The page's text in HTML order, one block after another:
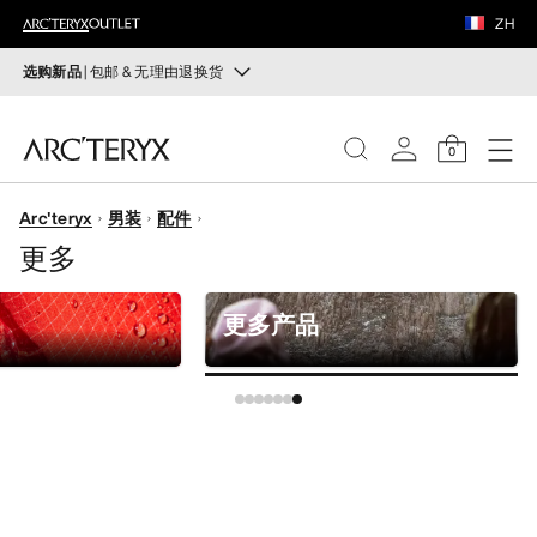
ZH
选购新品| 包邮 & 无理由退换货
运动员的需求，设计师的动力——在优化现有畅销产品的
同时，启发全新的解决方案。新款装备定期上架。
选购女士
无理由退换货
改变主意了？ 30天内购买的符合条件的商品可退换货。
开始免费退货。
0
女士
男士
鞋履
装备
VEILANCE
发现
Arc'teryx 男装 配件
更多
更多产品